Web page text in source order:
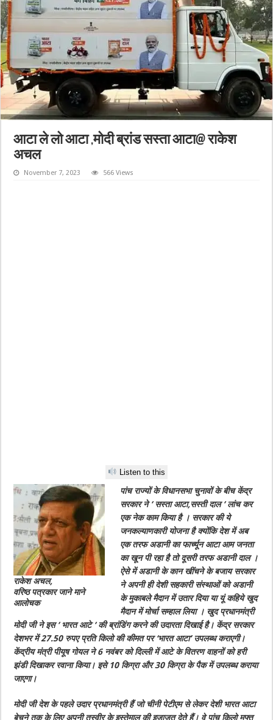
आटा ले लो आटा ,मोदी ब्रांड सस्ता आटा@ राकेश
अचल
November 7, 2023 566 Views
Listen to this
राकेश अचल,
वरिष्ठ पत्रकार जाने माने
आलोचक
पांच राज्यों के विधानसभा चुनावों के बीच केंद्र
सरकार ने ‘ सस्ता आटा,सस्ती दाल ‘ लांच कर
एक नेक काम किया है । सरकार की ये
जनकल्याणकारी योजना है क्योंकि देश में अब
एक तरफ अडानी का फार्च्यून आटा आम जनता
का खून पी रहा है तो दूसरी तरफ अडानी दाल ।
ऐसे में अडानी के कान खींचने के बजाय सरकार
ने अपनी ही देशी सहकारी संस्थाओं को अडानी
के मुकाबले मैदान में उतार दिया या यूं कहिये खुद
मैदान में मोर्चा सम्हाल लिया । खुद प्रधानमंत्री
मोदी जी ने इस ‘ भारत आटे ‘ की ब्रांडिंग करने की उदारता दिखाई है। केंद्र सरकार
देशभर में 27.50 रुपए प्रति किलो की कीमत पर ‘भारत आटा’ उपलब्ध कराएगी।
केंद्रीय मंत्री पीयूष गोयल ने 6 नवंबर को दिल्ली में आटे के वितरण वाहनों को हरी
झंडी दिखाकर रवाना किया। इसे 10 किग्रा और 30 किग्रा के पैक में उपलब्ध कराया
जाएगा।
मोदी जी देश के पहले उदार प्रधानमंत्री हैं जो चीनी पेटीएम से लेकर देशी भारत आटा
बेचने तक के लिए अपनी तस्वीर के इस्तेमाल की इजाजत देते हैं। वे पांच किलो मुफ्त